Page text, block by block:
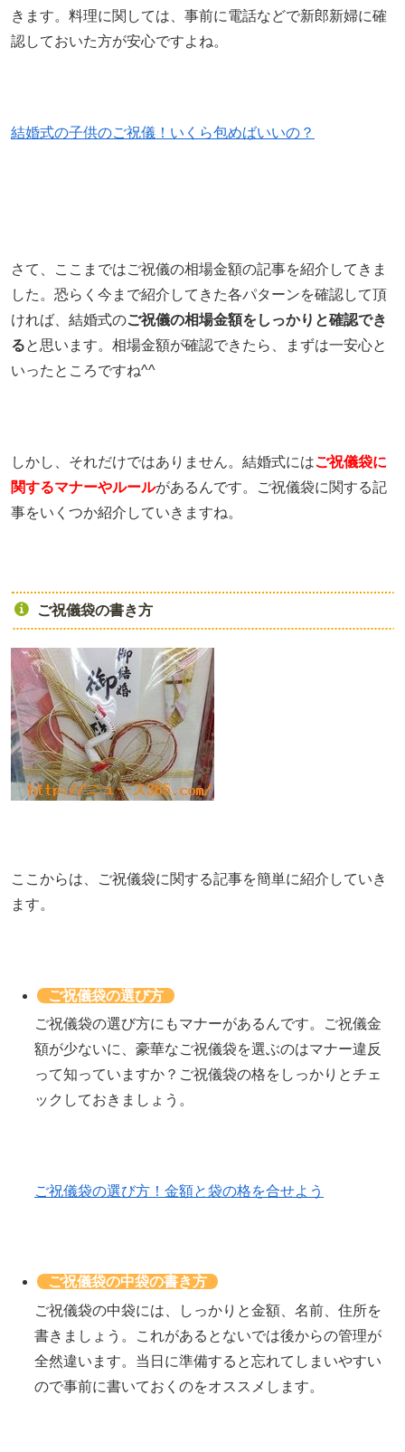
きます。料理に関しては、事前に電話などで新郎新婦に確
認しておいた方が安心ですよね。
結婚式の子供のご祝儀！いくら包めばいいの？
さて、ここまではご祝儀の相場金額の記事を紹介してきま
した。恐らく今まで紹介してきた各パターンを確認して頂
ければ、結婚式のご祝儀の相場金額をしっかりと確認でき
ると思います。相場金額が確認できたら、まずは一安心と
いったところですね^^
しかし、それだけではありません。結婚式にはご祝儀袋に
関するマナーやルールがあるんです。ご祝儀袋に関する記
事をいくつか紹介していきますね。
ご祝儀袋の書き方
ここからは、ご祝儀袋に関する記事を簡単に紹介していき
ます。
ご祝儀袋の選び方
ご祝儀袋の選び方にもマナーがあるんです。ご祝儀金
額が少ないに、豪華なご祝儀袋を選ぶのはマナー違反
って知っていますか？ご祝儀袋の格をしっかりとチェ
ックしておきましょう。
ご祝儀袋の選び方！金額と袋の格を合せよう
ご祝儀袋の中袋の書き方
ご祝儀袋の中袋には、しっかりと金額、名前、住所を
書きましょう。これがあるとないでは後からの管理が
全然違います。当日に準備すると忘れてしまいやすい
ので事前に書いておくのをオススメします。